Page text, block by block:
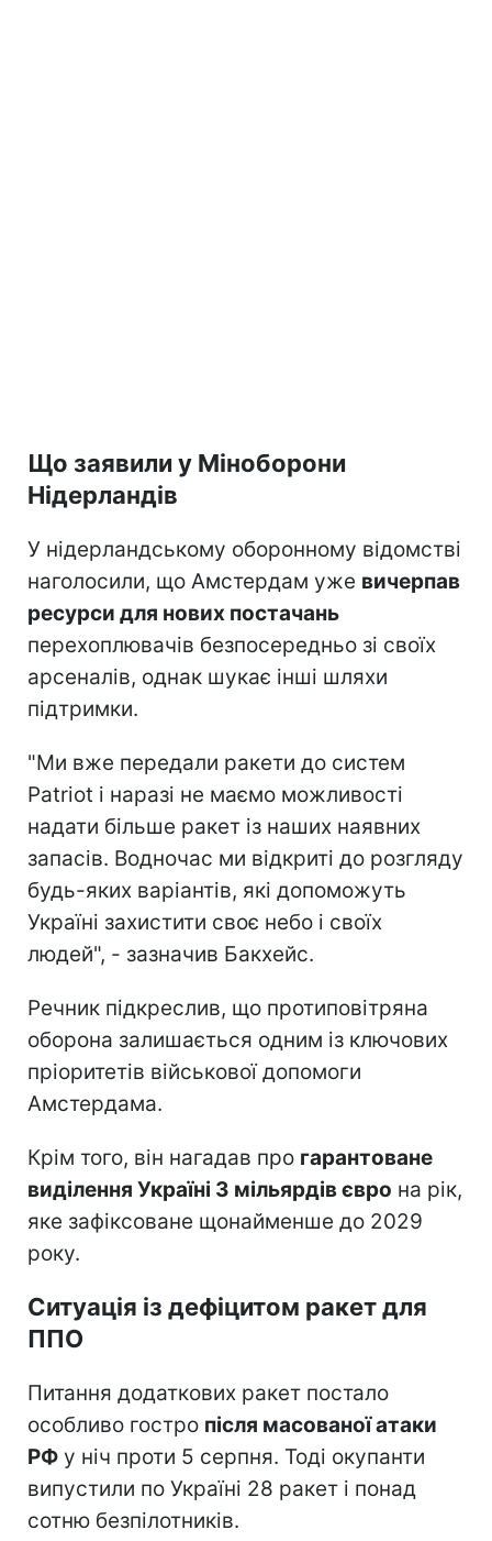
Що заявили у Міноборони
Нідерландів
У нідерландському оборонному відомстві
наголосили, що Амстердам уже вичерпав
ресурси для нових постачань
перехоплювачів безпосередньо зі своїх
арсеналів, однак шукає інші шляхи
підтримки.
"Ми вже передали ракети до систем
Patriot і наразі не маємо можливості
надати більше ракет із наших наявних
запасів. Водночас ми відкриті до розгляду
будь-яких варіантів, які допоможуть
Україні захистити своє небо і своїх
людей", - зазначив Бакхейс.
Речник підкреслив, що протиповітряна
оборона залишається одним із ключових
пріоритетів військової допомоги
Амстердама.
Крім того, він нагадав про гарантоване
виділення Україні 3 мільярдів євро на рік,
яке зафіксоване щонайменше до 2029
року.
Ситуація із дефіцитом ракет для
ППО
Питання додаткових ракет постало
особливо гостро після масованої атаки
РФ у ніч проти 5 серпня. Тоді окупанти
випустили по Україні 28 ракет і понад
сотню безпілотників.